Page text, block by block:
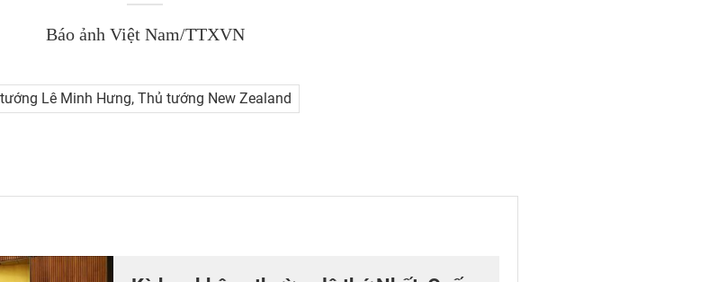
Báo ảnh Việt Nam/TTXVN
Lê Minh Hưng, Thủ tướng New Zealand